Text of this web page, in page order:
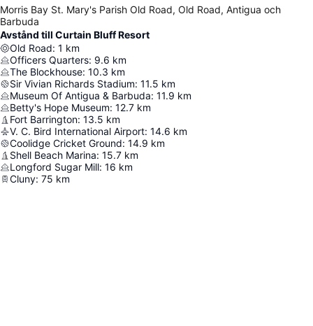
Morris Bay St. Mary's Parish Old Road, Old Road, Antigua och
Barbuda
Avstånd till Curtain Bluff Resort
Old Road: 1 km
Officers Quarters: 9.6 km
The Blockhouse: 10.3 km
Sir Vivian Richards Stadium: 11.5 km
Museum Of Antigua & Barbuda: 11.9 km
Betty's Hope Museum: 12.7 km
Fort Barrington: 13.5 km
V. C. Bird International Airport: 14.6 km
Coolidge Cricket Ground: 14.9 km
Shell Beach Marina: 15.7 km
Longford Sugar Mill: 16 km
Cluny: 75 km